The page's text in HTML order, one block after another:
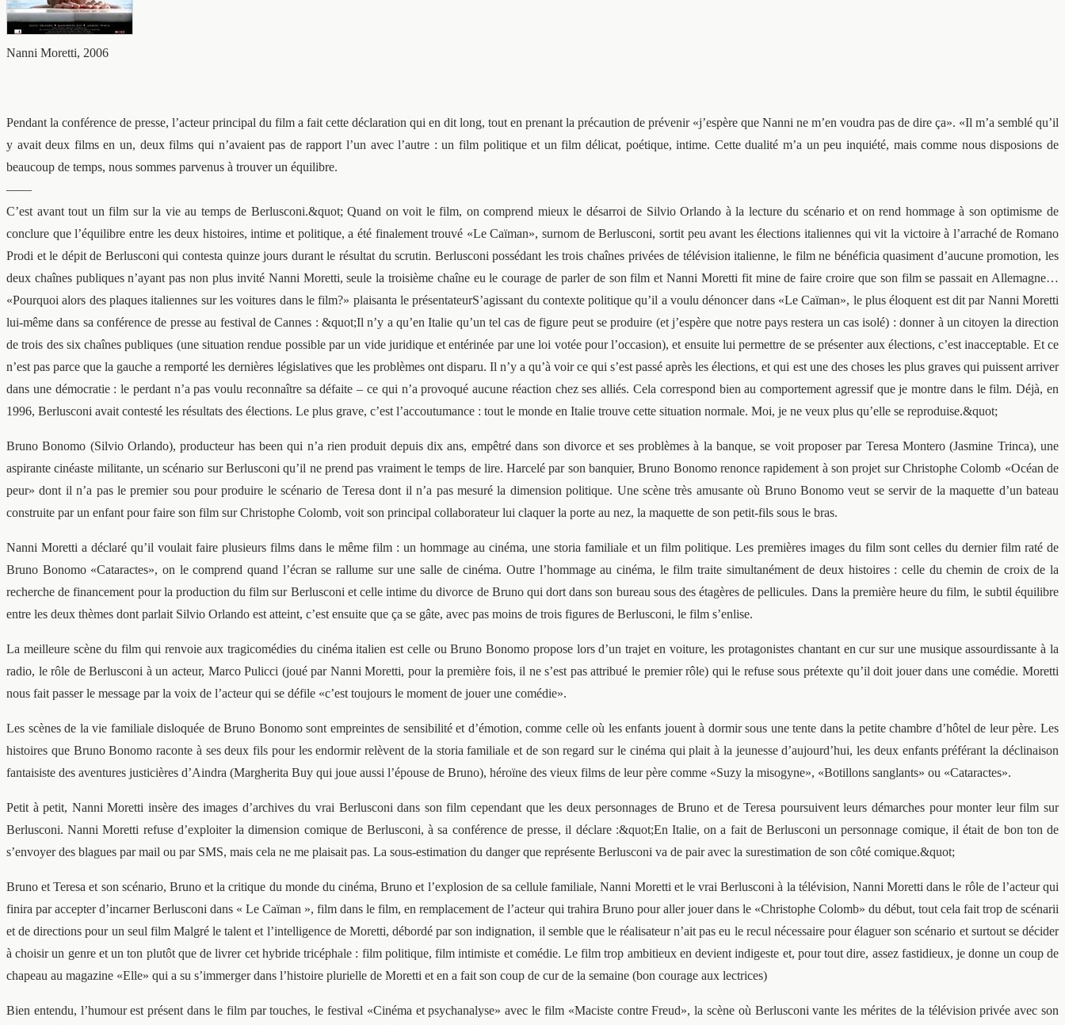
Nanni Moretti, 2006
Pendant la conférence de presse, l’acteur principal du film a fait cette déclaration qui en dit long, tout en prenant la précaution de prévenir «j’espère que Nanni ne m’en voudra pas de dire ça». «Il m’a semblé qu’il
y avait deux films en un, deux films qui n’avaient pas de rapport l’un avec l’autre : un film politique et un film délicat, poétique, intime. Cette dualité m’a un peu inquiété, mais comme nous disposions de
beaucoup de temps, nous sommes parvenus à trouver un équilibre.
——
C’est avant tout un film sur la vie au temps de Berlusconi.&quot; Quand on voit le film, on comprend mieux le désarroi de Silvio Orlando à la lecture du scénario et on rend hommage à son optimisme de
conclure que l’équilibre entre les deux histoires, intime et politique, a été finalement trouvé «Le Caïman», surnom de Berlusconi, sortit peu avant les élections italiennes qui vit la victoire à l’arraché de Romano
Prodi et le dépit de Berlusconi qui contesta quinze jours durant le résultat du scrutin. Berlusconi possédant les trois chaînes privées de télévision italienne, le film ne bénéficia quasiment d’aucune promotion, les
deux chaînes publiques n’ayant pas non plus invité Nanni Moretti, seule la troisième chaîne eu le courage de parler de son film et Nanni Moretti fit mine de faire croire que son film se passait en Allemagne…
«Pourquoi alors des plaques italiennes sur les voitures dans le film?» plaisanta le présentateurS’agissant du contexte politique qu’il a voulu dénoncer dans «Le Caïman», le plus éloquent est dit par Nanni Moretti
lui-même dans sa conférence de presse au festival de Cannes : &quot;Il n’y a qu’en Italie qu’un tel cas de figure peut se produire (et j’espère que notre pays restera un cas isolé) : donner à un citoyen la direction
de trois des six chaînes publiques (une situation rendue possible par un vide juridique et entérinée par une loi votée pour l’occasion), et ensuite lui permettre de se présenter aux élections, c’est inacceptable. Et ce
n’est pas parce que la gauche a remporté les dernières législatives que les problèmes ont disparu. Il n’y a qu’à voir ce qui s’est passé après les élections, et qui est une des choses les plus graves qui puissent arriver
dans une démocratie : le perdant n’a pas voulu reconnaître sa défaite – ce qui n’a provoqué aucune réaction chez ses alliés. Cela correspond bien au comportement agressif que je montre dans le film. Déjà, en
1996, Berlusconi avait contesté les résultats des élections. Le plus grave, c’est l’accoutumance : tout le monde en Italie trouve cette situation normale. Moi, je ne veux plus qu’elle se reproduise.&quot;
Bruno Bonomo (Silvio Orlando), producteur has been qui n’a rien produit depuis dix ans, empêtré dans son divorce et ses problèmes à la banque, se voit proposer par Teresa Montero (Jasmine Trinca), une
aspirante cinéaste militante, un scénario sur Berlusconi qu’il ne prend pas vraiment le temps de lire. Harcelé par son banquier, Bruno Bonomo renonce rapidement à son projet sur Christophe Colomb «Océan de
peur» dont il n’a pas le premier sou pour produire le scénario de Teresa dont il n’a pas mesuré la dimension politique. Une scène très amusante où Bruno Bonomo veut se servir de la maquette d’un bateau
construite par un enfant pour faire son film sur Christophe Colomb, voit son principal collaborateur lui claquer la porte au nez, la maquette de son petit-fils sous le bras.
Nanni Moretti a déclaré qu’il voulait faire plusieurs films dans le même film : un hommage au cinéma, une storia familiale et un film politique. Les premières images du film sont celles du dernier film raté de
Bruno Bonomo «Cataractes», on le comprend quand l’écran se rallume sur une salle de cinéma. Outre l’hommage au cinéma, le film traite simultanément de deux histoires : celle du chemin de croix de la
recherche de financement pour la production du film sur Berlusconi et celle intime du divorce de Bruno qui dort dans son bureau sous des étagères de pellicules. Dans la première heure du film, le subtil équilibre
entre les deux thèmes dont parlait Silvio Orlando est atteint, c’est ensuite que ça se gâte, avec pas moins de trois figures de Berlusconi, le film s’enlise.
La meilleure scène du film qui renvoie aux tragicomédies du cinéma italien est celle ou Bruno Bonomo propose lors d’un trajet en voiture, les protagonistes chantant en cur sur une musique assourdissante à la
radio, le rôle de Berlusconi à un acteur, Marco Pulicci (joué par Nanni Moretti, pour la première fois, il ne s’est pas attribué le premier rôle) qui le refuse sous prétexte qu’il doit jouer dans une comédie. Moretti
nous fait passer le message par la voix de l’acteur qui se défile «c’est toujours le moment de jouer une comédie».
Les scènes de la vie familiale disloquée de Bruno Bonomo sont empreintes de sensibilité et d’émotion, comme celle où les enfants jouent à dormir sous une tente dans la petite chambre d’hôtel de leur père. Les
histoires que Bruno Bonomo raconte à ses deux fils pour les endormir relèvent de la storia familiale et de son regard sur le cinéma qui plait à la jeunesse d’aujourd’hui, les deux enfants préférant la déclinaison
fantaisiste des aventures justicières d’Aindra (Margherita Buy qui joue aussi l’épouse de Bruno), héroïne des vieux films de leur père comme «Suzy la misogyne», «Botillons sanglants» ou «Cataractes».
Petit à petit, Nanni Moretti insère des images d’archives du vrai Berlusconi dans son film cependant que les deux personnages de Bruno et de Teresa poursuivent leurs démarches pour monter leur film sur
Berlusconi. Nanni Moretti refuse d’exploiter la dimension comique de Berlusconi, à sa conférence de presse, il déclare :&quot;En Italie, on a fait de Berlusconi un personnage comique, il était de bon ton de
s’envoyer des blagues par mail ou par SMS, mais cela ne me plaisait pas. La sous-estimation du danger que représente Berlusconi va de pair avec la surestimation de son côté comique.&quot;
Bruno et Teresa et son scénario, Bruno et la critique du monde du cinéma, Bruno et l’explosion de sa cellule familiale, Nanni Moretti et le vrai Berlusconi à la télévision, Nanni Moretti dans le rôle de l’acteur qui
finira par accepter d’incarner Berlusconi dans « Le Caïman », film dans le film, en remplacement de l’acteur qui trahira Bruno pour aller jouer dans le «Christophe Colomb» du début, tout cela fait trop de scénarii
et de directions pour un seul film Malgré le talent et l’intelligence de Moretti, débordé par son indignation, il semble que le réalisateur n’ait pas eu le recul nécessaire pour élaguer son scénario et surtout se décider
à choisir un genre et un ton plutôt que de livrer cet hybride tricéphale : film politique, film intimiste et comédie. Le film trop ambitieux en devient indigeste et, pour tout dire, assez fastidieux, je donne un coup de
chapeau au magazine «Elle» qui a su s’immerger dans l’histoire plurielle de Moretti et en a fait son coup de cur de la semaine (bon courage aux lectrices)
Bien entendu, l’humour est présent dans le film par touches, le festival «Cinéma et psychanalyse» avec le film «Maciste contre Freud», la scène où Berlusconi vante les mérites de la télévision privée avec son